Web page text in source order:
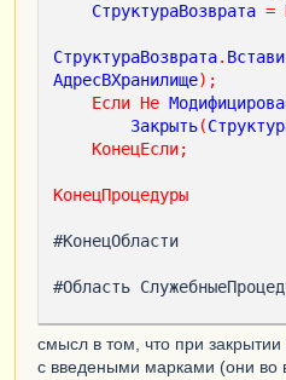
СтруктураВозврата =
СтруктураВозврата.
АдресВХранилище);
Если Не
Закрыть(
КонецЕсли;
КонецПроцедуры
#КонецОбласти
#Область
Функция
смысл в том, что при
с введеными марками (они